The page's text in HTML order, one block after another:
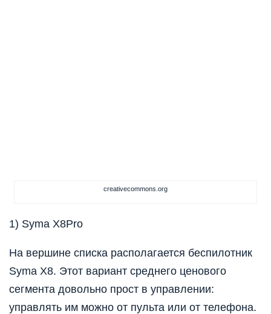
creativecommons.org
1) Syma X8Pro
На вершине списка располагается беспилотник
Syma X8. Этот вариант среднего ценового
сегмента довольно прост в управлении:
управлять им можно от пульта или от телефона.